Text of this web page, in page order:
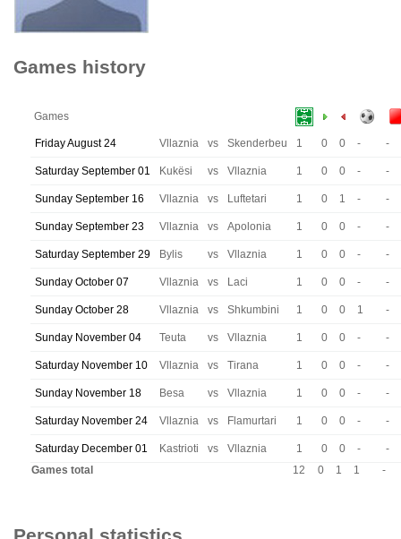
Games history
Games
Friday August 24 Vllaznia vs Skenderbeu 1 0 0 - -
Saturday September 01 Kukësi vs Vllaznia 1 0 0 - -
Sunday September 16 Vllaznia vs Luftetari 1 0 1 - -
Sunday September 23 Vllaznia vs Apolonia 1 0 0 - -
Saturday September 29 Bylis vs Vllaznia 1 0 0 - -
Sunday October 07 Vllaznia vs Laci 1 0 0 - -
Sunday October 28 Vllaznia vs Shkumbini 1 0 0 1 -
Sunday November 04 Teuta vs Vllaznia 1 0 0 - -
Saturday November 10 Vllaznia vs Tirana 1 0 0 - -
Sunday November 18 Besa vs Vllaznia 1 0 0 - -
Saturday November 24 Vllaznia vs Flamurtari 1 0 0 - -
Saturday December 01 Kastrioti vs Vllaznia 1 0 0 -
-
Games total
12 0 1 1 -